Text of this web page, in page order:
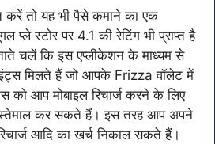
करें तो यह भी पैसे कमाने का एक
प्ले स्टोर पर 4.1 की रेटिंग भी प्राप्त है
चलें कि इस एप्लीकेशन के माध्यम से
मिलते हैं जो आपके Frizza वॉलेट में
को आप मोबाइल रिचार्ज करने के लिए
कर सकते हैं। इस तरह आप अपने
आदि का खर्च निकाल सकते हैं।